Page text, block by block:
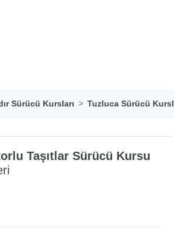
Sürücü Kursları Tuzluca Sürücü
Taşıtlar Sürücü Kursu